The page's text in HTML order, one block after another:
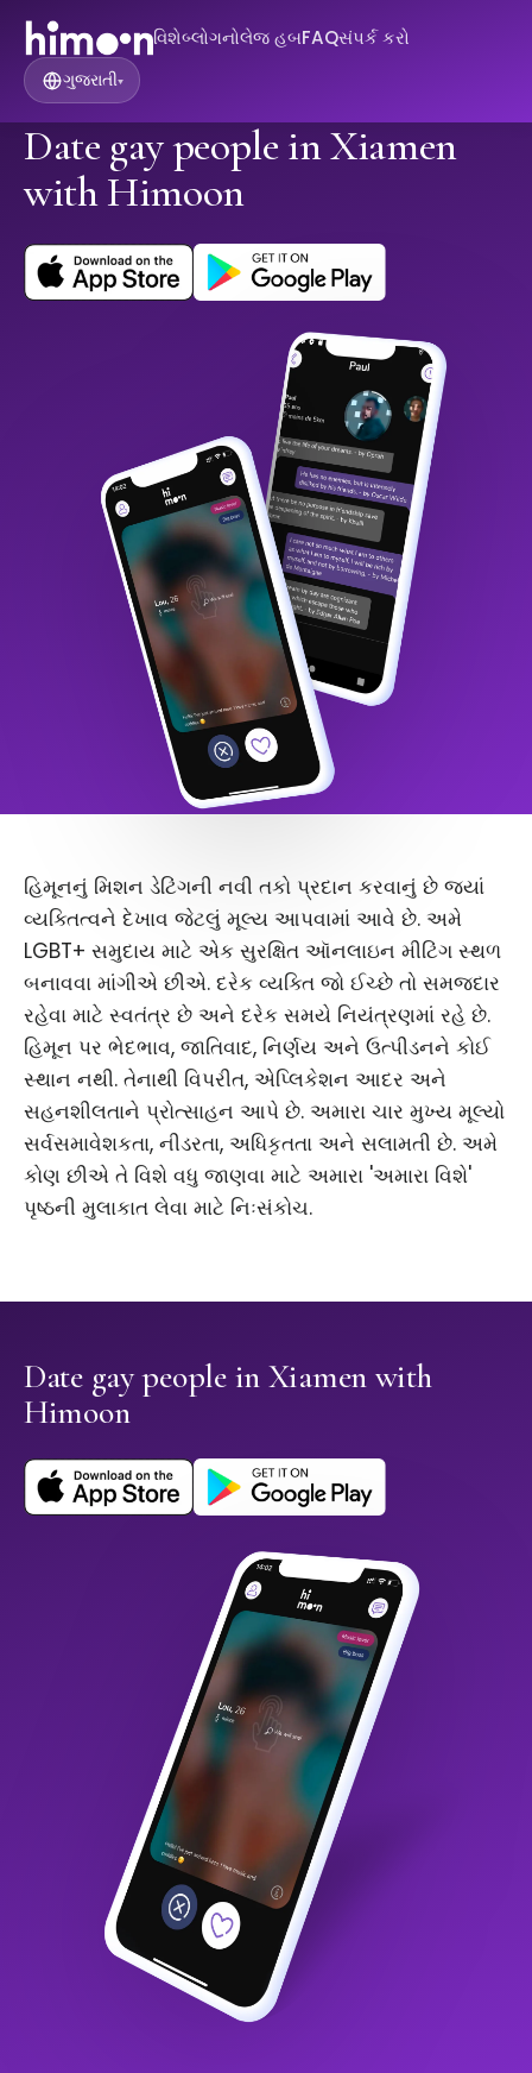
વિશેબ્લોગનોલેજ હબFAQસંપર્ક કરો
ગુજરાતી▾
Date gay people in Xiamen
with Himoon
હિમૂનનું મિશન ડેટિંગની નવી તકો પ્રદાન કરવાનું છે જ્યાં
વ્યક્તિત્વને દેખાવ જેટલું મૂલ્ય આપવામાં આવે છે. અમે
LGBT+ સમુદાય માટે એક સુરક્ષિત ઑનલાઇન મીટિંગ સ્થળ
બનાવવા માંગીએ છીએ. દરેક વ્યક્તિ જો ઈચ્છે તો સમજદાર
રહેવા માટે સ્વતંત્ર છે અને દરેક સમયે નિયંત્રણમાં રહે છે.
હિમૂન પર ભેદભાવ, જાતિવાદ, નિર્ણય અને ઉત્પીડનને કોઈ
સ્થાન નથી. તેનાથી વિપરીત, એપ્લિકેશન આદર અને
સહનશીલતાને પ્રોત્સાહન આપે છે. અમારા ચાર મુખ્ય મૂલ્યો
સર્વસમાવેશકતા, નીડરતા, અધિકૃતતા અને સલામતી છે. અમે
કોણ છીએ તે વિશે વધુ જાણવા માટે અમારા 'અમારા વિશે'
પૃષ્ઠની મુલાકાત લેવા માટે નિઃસંકોચ.
Date gay people in Xiamen with
Himoon